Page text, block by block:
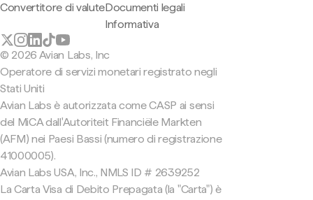
Convertitore di valuteDocumenti legali
Informativa
© 2026 Avian Labs, Inc
Operatore di servizi monetari registrato negli
Stati Uniti
Avian Labs è autorizzata come CASP ai sensi
del MiCA dall'Autoriteit Financiële Markten
(AFM) nei Paesi Bassi (numero di registrazione
41000005).
Avian Labs USA, Inc., NMLS ID # 2639252
La Carta Visa di Debito Prepagata (la "Carta") è